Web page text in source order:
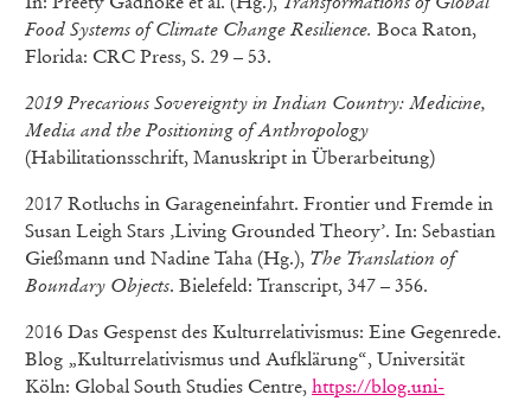
Food Systems of Climate Change Resilience. Boca Raton,
Florida: CRC Press, S. 29 – 53.
2019 Precarious Sovereignty in Indian Country: Medicine,
Media and the Positioning of Anthropology
(Habilitationsschrift, Manuskript in Überarbeitung)
2017 Rotluchs in Garageneinfahrt. Frontier und Fremde in
Susan Leigh Stars ‚Living Grounded Theory’. In: Sebastian
Gießmann und Nadine Taha (Hg.), The Translation of
Boundary Objects. Bielefeld: Transcript, 347 – 356.
2016 Das Gespenst des Kulturrelativismus: Eine Gegenrede.
Blog „Kulturrelativismus und Aufklärung“, Universität
Köln: Global South Studies Centre, https://blog.uni-